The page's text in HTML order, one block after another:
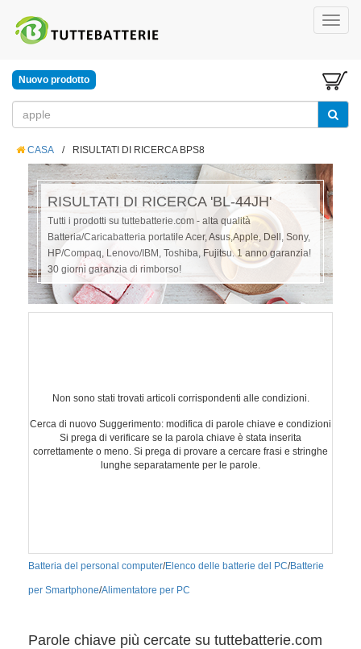
Nuovo prodotto
CASA / RISULTATI DI RICERCA BPS8
RISULTATI DI RICERCA 'BL-44JH'
Tutti i prodotti su tuttebatterie.com - alta qualità
Batteria/Caricabatteria portatile Acer, Asus,Apple, Dell, Sony,
HP/Compaq, Lenovo/IBM, Toshiba, Fujitsu. 1 anno garanzia!
30 giorni garanzia di rimborso!
Non sono stati trovati articoli corrispondenti alle condizioni.
Cerca di nuovo Suggerimento: modifica di parole chiave e condizioni
Si prega di verificare se la parola chiave è stata inserita
correttamente o meno. Si prega di provare a cercare frasi e stringhe
lunghe separatamente per le parole.
Batteria del personal computer/Elenco delle batterie del PC/Batterie
per Smartphone/Alimentatore per PC
Parole chiave più cercate su tuttebatterie.com